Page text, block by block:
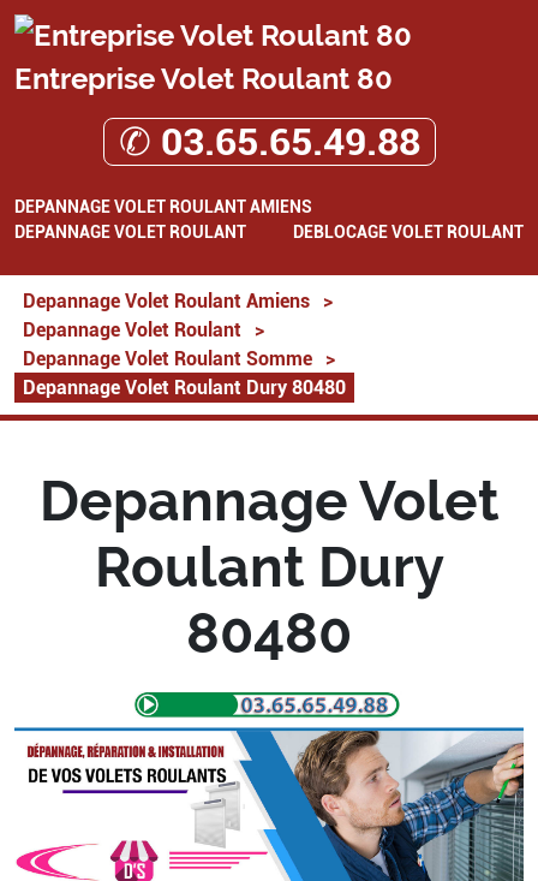
Entreprise Volet Roulant 80
✆ 03.65.65.49.88
DEPANNAGE VOLET ROULANT AMIENS
DEPANNAGE VOLET ROULANT
DEBLOCAGE VOLET ROULANT
Depannage Volet Roulant Amiens
>
Depannage Volet Roulant
>
Depannage Volet Roulant Somme
>
Depannage Volet Roulant Dury 80480
Depannage Volet
Roulant Dury
80480